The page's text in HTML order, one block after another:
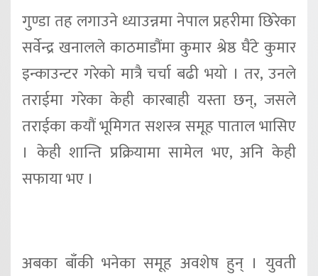
गुण्डा तह लगाउने ध्याउन्नमा नेपाल प्रहरीमा छिरेका
सर्वेन्द्र खनालले काठमाडौंमा कुमार श्रेष्ठ घैंटे कुमार
इन्काउन्टर गरेको मात्रै चर्चा बढी भयो । तर, उनले
तराईमा गरेका केही कारबाही यस्ता छन्, जसले
तराईका कयौं भूमिगत सशस्त्र समूह पाताल भासिए
। केही शान्ति प्रक्रियामा सामेल भए, अनि केही
सफाया भए ।
अबका बाँकी भनेका समूह अवशेष हुन् । युवती